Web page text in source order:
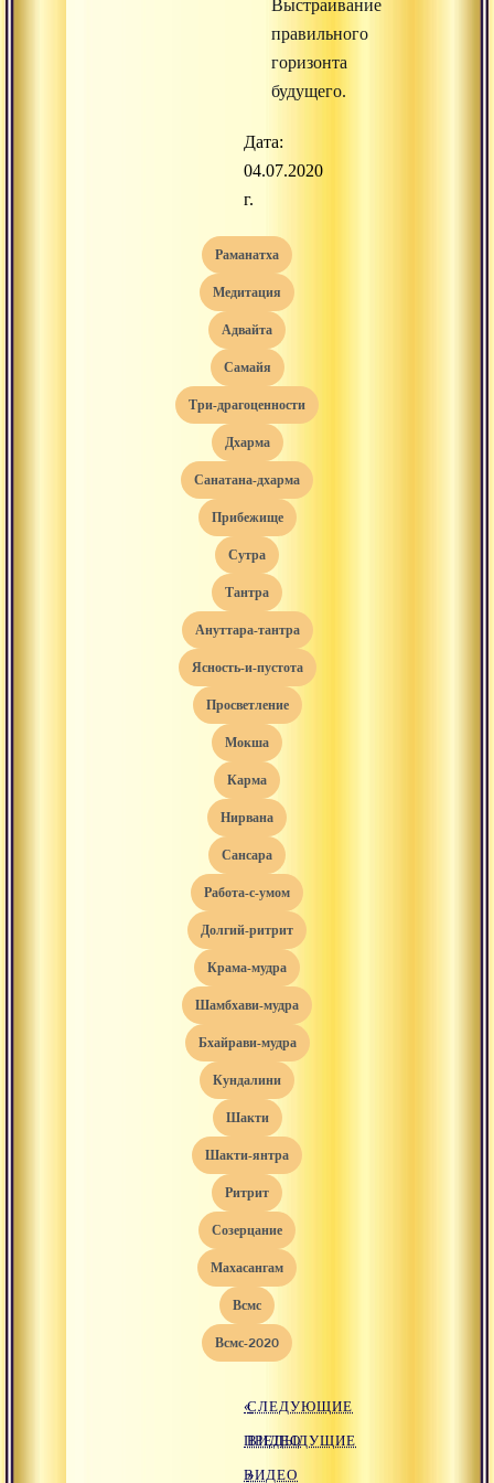
Выстраивание
правильного
горизонта
будущего.
Дата:
04.07.2020
г.
раманатха
медитация
адвайта
самайя
три-драгоценности
дхарма
санатана-дхарма
прибежище
сутра
тантра
ануттара-тантра
ясность-и-пустота
просветление
мокша
карма
нирвана
сансара
работа-с-умом
долгий-ритрит
крама-мудра
шамбхави-мудра
бхайрави-мудра
кундалини
шакти
шакти-янтра
ритрит
созерцание
махасангам
всмс
всмс-2020
«
ПРЕДЫДУЩИЕ
ВИДЕО
СЛЕДУЮЩИЕ
ВИДЕО
»